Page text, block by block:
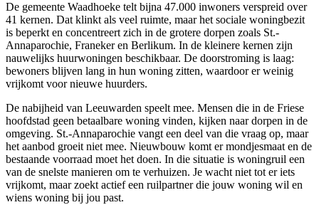
De gemeente Waadhoeke telt bijna 47.000 inwoners verspreid over
41 kernen. Dat klinkt als veel ruimte, maar het sociale woningbezit
is beperkt en concentreert zich in de grotere dorpen zoals St.-
Annaparochie, Franeker en Berlikum. In de kleinere kernen zijn
nauwelijks huurwoningen beschikbaar. De doorstroming is laag:
bewoners blijven lang in hun woning zitten, waardoor er weinig
vrijkomt voor nieuwe huurders.
De nabijheid van Leeuwarden speelt mee. Mensen die in de Friese
hoofdstad geen betaalbare woning vinden, kijken naar dorpen in de
omgeving. St.-Annaparochie vangt een deel van die vraag op, maar
het aanbod groeit niet mee. Nieuwbouw komt er mondjesmaat en de
bestaande voorraad moet het doen. In die situatie is woningruil een
van de snelste manieren om te verhuizen. Je wacht niet tot er iets
vrijkomt, maar zoekt actief een ruilpartner die jouw woning wil en
wiens woning bij jou past.